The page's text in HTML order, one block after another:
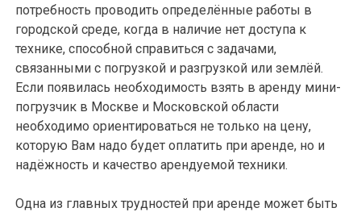
потребность проводить определённые работы в
городской среде, когда в наличие нет доступа к
технике, способной справиться с задачами,
связанными с погрузкой и разгрузкой или землёй.
Если появилась необходимость взять в аренду мини-
погрузчик в Москве и Московской области
необходимо ориентироваться не только на цену,
которую Вам надо будет оплатить при аренде, но и
надёжность и качество арендуемой техники.
Одна из главных трудностей при аренде может быть